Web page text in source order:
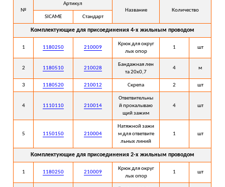
№
Артикул
Название
Количество
SICAME
Стандарт
Комплектующие для присоединения 4-х жильным проводом
1 1180250 210009
Крюк для округ
лых опор
1 шт
2 1180510 210028
Бандажная лен
та 20х0,7
4 м
3 1180520 210012 Скрепа 2 шт
4 1110110 210014
Ответвительны
й прокалываю
щий зажим
4 шт
5 1150150 210004
Натяжной зажи
м для ответвите
льных линий
1 шт
Комплектующие для присоединения 2-х жильным проводом
1 1180250 210009
Крюк для округ
лых опор
1 шт